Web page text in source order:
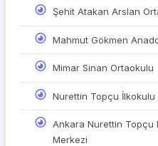
Şehit Atakan Arslan
Mahmut Gökmen
Mimar Sinan Ortaokulu
Nurettin Topçu İlkokulu
Ankara Nurettin Topçu
Merkezi